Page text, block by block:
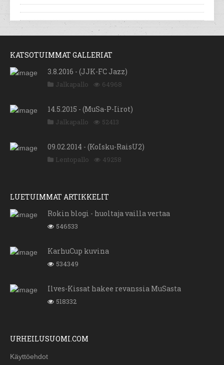
KATSOTUIMMAT GALLERIAT
3.8.2016 - (JJK-FC Jazz)
Jalkapallo 64968
14.5.2015 - (MuSa-P-Iirot)
Jalkapallo 52413
09.02.2014 - (KoIsku-RaisU2)
Lentopallo 49258
LUETUIMMAT ARTIKKELIT
Rokin blogi - huoltaja vailla vertaa
546533
KarhuCup kuvina
534349
Ilves-Kissat hakee revanssia MuSasta
518332
URHEILUSUOMI.COM
Käyttöehdot